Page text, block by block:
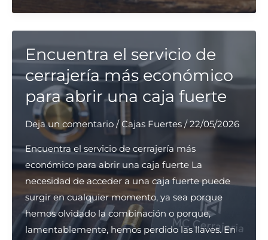
de
cerrajería
para
cambio
de
cerraduras
en
Hospitalet
de
Llobregat
Encuentra el servicio de
cerrajería más económico
para abrir una caja fuerte
Deja un comentario /Cajas Fuertes/22/05/2026
Encuentra el servicio de cerrajería más
económico para abrir una caja fuerte La
necesidad de acceder a una caja fuerte puede
surgir en cualquier momento, ya sea porque
hemos olvidado la combinación o porque,
lamentablemente, hemos perdido las llaves. En